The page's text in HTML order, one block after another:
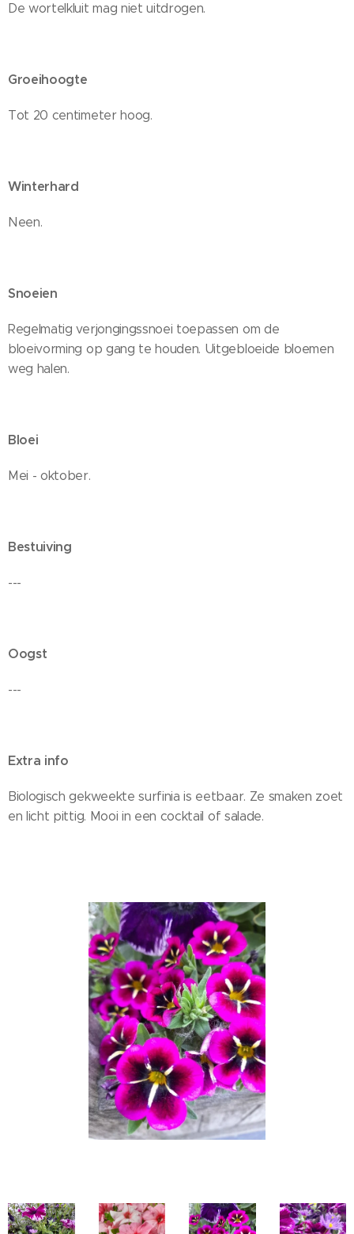
De wortelkluit mag niet uitdrogen.
Groeihoogte
Tot 20 centimeter hoog.
Winterhard
Neen.
Snoeien
Regelmatig verjongingssnoei toepassen om de
bloeivorming op gang te houden. Uitgebloeide bloemen
weg halen.
Bloei
Mei - oktober.
Bestuiving
---
Oogst
---
Extra info
Biologisch gekweekte surfinia is eetbaar. Ze smaken zoet
en licht pittig. Mooi in een cocktail of salade.